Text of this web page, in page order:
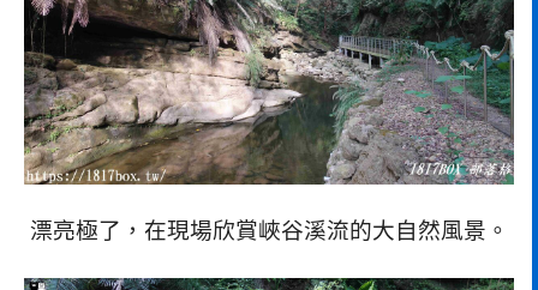
漂亮極了，在現場欣賞峽谷溪流的大自然風景。